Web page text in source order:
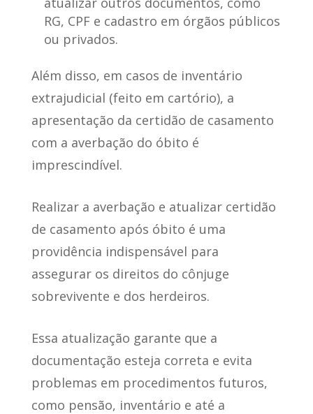
RG, CPF e cadastro em órgãos públicos
ou privados.
Além disso, em casos de inventário
extrajudicial (feito em cartório), a
apresentação da certidão de casamento
com a averbação do óbito é
imprescindível.
Realizar a averbação e atualizar certidão
de casamento após óbito é uma
providência indispensável para
assegurar os direitos do cônjuge
sobrevivente e dos herdeiros.
Essa atualização garante que a
documentação esteja correta e evita
problemas em procedimentos futuros,
como pensão, inventário e até a